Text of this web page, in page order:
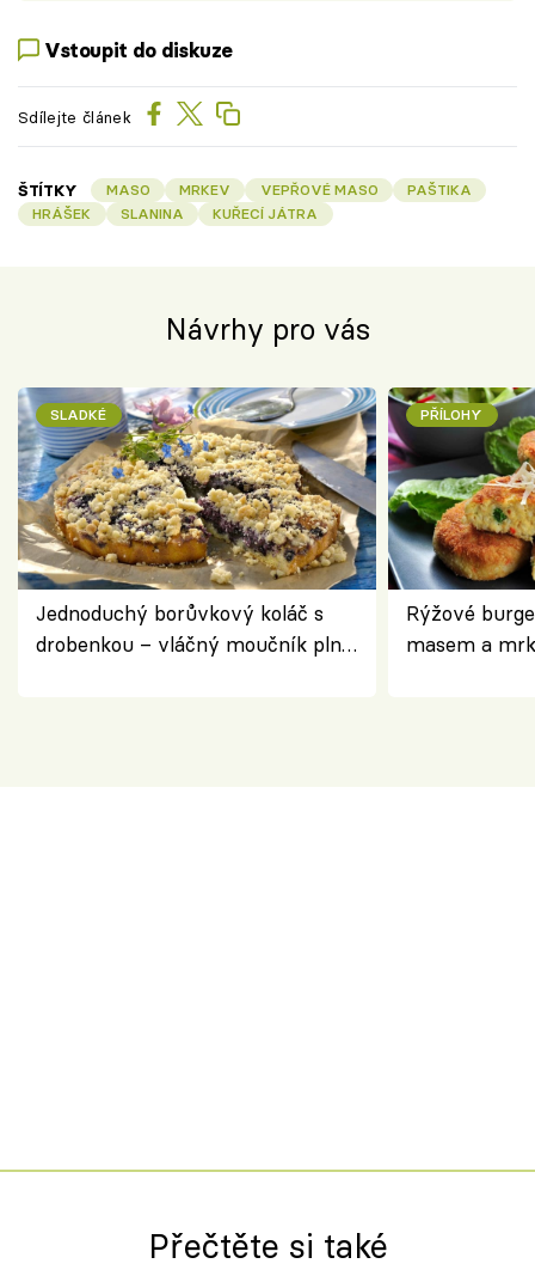
Vstoupit do diskuze
Sdílejte článek
ŠTÍTKY MASO MRKEV VEPŘOVÉ MASO
PAŠTIKA
HRÁŠEK
SLANINA KUŘECÍ JÁTRA
Návrhy pro vás
SLADKÉ
Jednoduchý borůvkový koláč s
drobenkou – vláčný moučník plný
PŘÍLOHY
Rýžové
masem a
Přečtěte si také